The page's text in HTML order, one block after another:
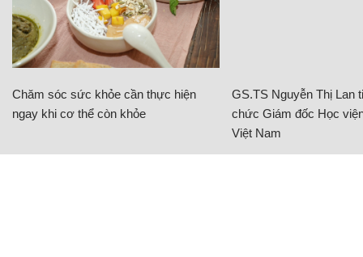
Chăm sóc sức khỏe cần thực hiện
ngay khi cơ thể còn khỏe
GS.TS Nguyễn Thị Lan
chức Giám đốc Học
Việt Nam